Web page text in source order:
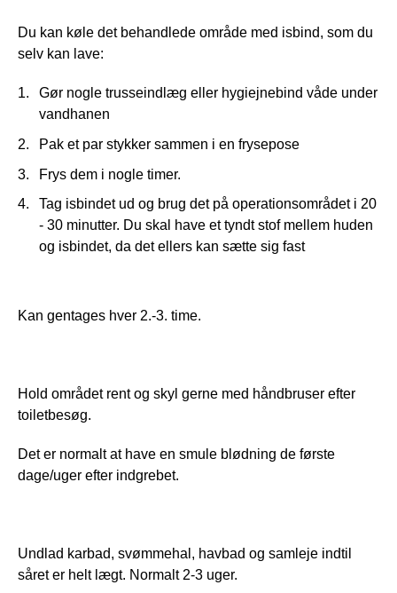
Du kan køle det behandlede område med isbind, som du
selv kan lave:
Gør nogle trusseindlæg eller hygiejnebind våde under
vandhanen
Pak et par stykker sammen i en frysepose
Frys dem i nogle timer.
Tag isbindet ud og brug det på operationsområdet i 20
- 30 minutter. Du skal have et tyndt stof mellem huden
og isbindet, da det ellers kan sætte sig fast
Kan gentages hver 2.-3. time.
Hold området rent og skyl gerne med håndbruser efter
toiletbesøg.
Det er normalt at have en smule blødning de første
dage/uger efter indgrebet.
Undlad karbad, svømmehal, havbad og samleje indtil
såret er helt lægt. Normalt 2-3 uger.